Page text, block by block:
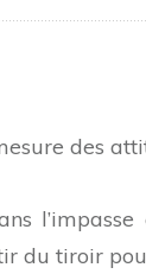
des
du tiroir